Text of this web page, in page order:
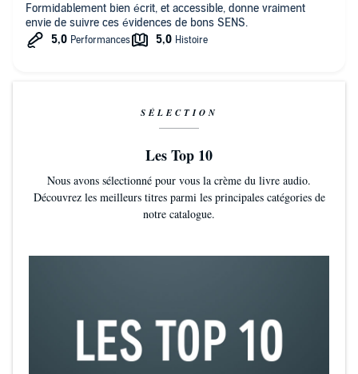
Formidablement bien écrit, et accessible, donne vraiment
envie de suivre ces évidences de bons SENS.
SÉLECTION
Les Top 10
Nous avons sélectionné pour vous la crème du livre audio.
Découvrez les meilleurs titres parmi les principales catégories de
notre catalogue.